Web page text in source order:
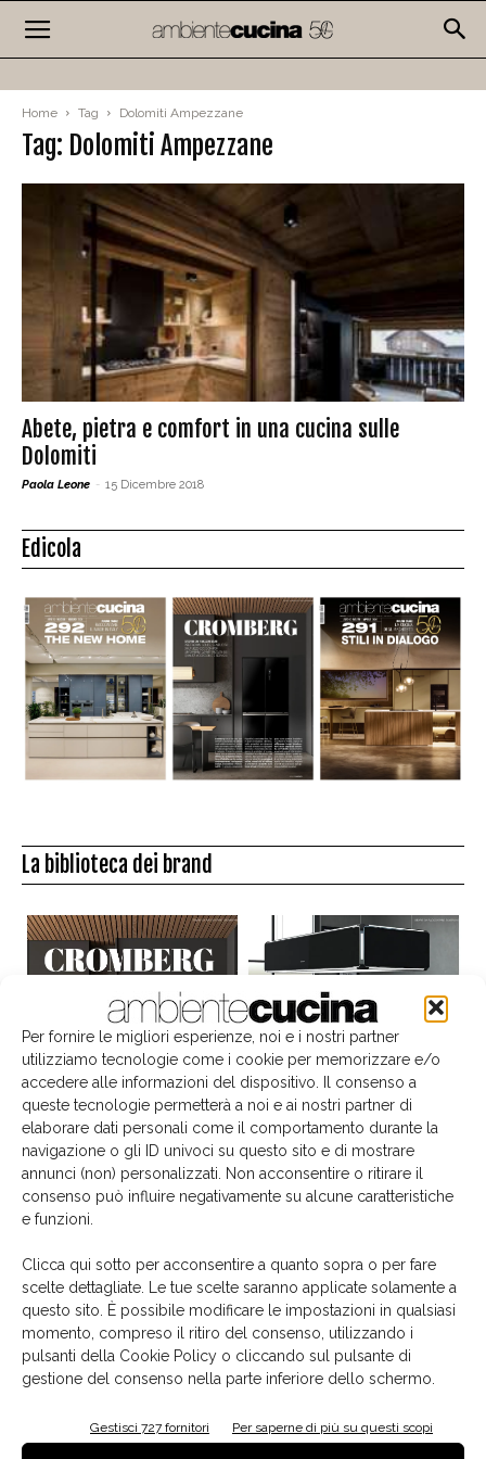
Per fornire le migliori esperienze, noi e i nostri partner
utilizziamo tecnologie come i cookie per memorizzare e/o
accedere alle informazioni del dispositivo. Il consenso a
queste tecnologie permetterà a noi e ai nostri partner di
elaborare dati personali come il comportamento durante la
navigazione o gli ID univoci su questo sito e di mostrare
annunci (non) personalizzati. Non acconsentire o ritirare il
consenso può influire negativamente su alcune caratteristiche
e funzioni.
Clicca qui sotto per acconsentire a quanto sopra o per fare
scelte dettagliate. Le tue scelte saranno applicate solamente a
questo sito. È possibile modificare le impostazioni in qualsiasi
momento, compreso il ritiro del consenso, utilizzando i
pulsanti della Cookie Policy o cliccando sul pulsante di
gestione del consenso nella parte inferiore dello schermo.
Gestisci 727 fornitori Per saperne di più su questi scopi
Home Tag Dolomiti Ampezzane
Tag: Dolomiti Ampezzane
Abete, pietra e comfort in una cucina sulle
Dolomiti
Paola Leone - 15 Dicembre 2018
Edicola
La biblioteca dei brand
Il libro del mese